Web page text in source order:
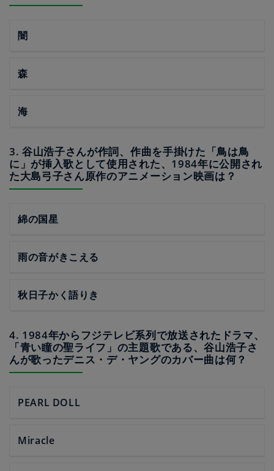
闇
森
海
3. 谷山浩子さんが作詞、作曲を手掛けた「鳥は鳥
に」が挿入歌として使用された、1984年に公開され
た大島弓子さん原作のアニメーション映画は？
綿の国星
雨の音がきこえる
秋日子かく語りき
4. 1984年からフジテレビ系列で放送されたドラマ、
「青い瞳の聖ライフ」の主題歌である、谷山浩子さ
んが歌ったデニス・デ・ヤングのカバー曲は何？
PEARL DOLL
Miracle